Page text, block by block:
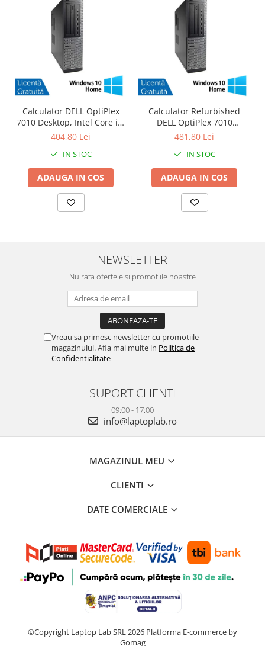
Calculator DELL OptiPlex
7010 Desktop, Intel Core i3-
3220 3.30GHz, 4GB DDR3,
Windows 10 Home
404,80 Lei
IN STOC
ADAUGA IN COS
Calculator Refurbished
DELL OptiPlex 7010
Desktop, Intel Core i3-3220
SSD + Windows 10 Home
481,80 Lei
IN STOC
ADAUGA IN COS
NEWSLETTER
Nu rata ofertele si promotiile noastre
Vreau sa primesc newsletter cu promotiile
magazinului. Afla mai multe in Politica de
Confidentialitate
SUPORT CLIENTI
09:00 - 17:00
info@laptoplab.ro
MAGAZINUL MEU
CLIENTI
DATE COMERCIALE
©Copyright Laptop Lab SRL 2026 Platforma E-commerce by
Gomag